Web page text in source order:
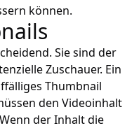
können.
Sie sind der
Zuschauer. Ein
Thumbnail
den Videoinhalt
der Inhalt die